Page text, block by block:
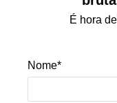
É hora
Nome*